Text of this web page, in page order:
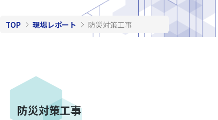
TOP 現場レポート 防災対策工事
防災対策工事